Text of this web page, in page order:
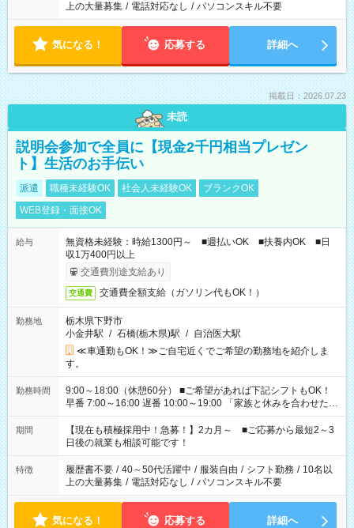
上の大量募集 / 電話対応なし / パソコンスキル不要
気になる！ 応募する 詳細へ
掲載日：2026.07.23
未読
説明会参加で全員に【現金2千円相当プレゼン
ト】生活のお手伝い
派遣 職種未経験OK 社会人未経験OK
ブランクOK
WEB登録・面接OK
給与
無資格未経験：時給1300円～ ■週払いOK ■扶養内OK ■日
収1万400円以上
交通費別途支給あり
交通費 交通費全額支給（ガソリン代もOK！）
勤務地
栃木県下野市
小金井駅 / 石橋(栃木県)駅 / 自治医大駅
≪車通勤もOK！≫ご自宅近くでご希望の勤務地を紹介しま
す。
勤務時間
9:00～18:00（休憩60分） ■ご希望があれば下記シフトもOK！
早番 7:00～16:00 遅番 10:00～19:00 「家族と休みを合わせた
い」 「余裕を持って夕飯の準備がしたい」 「できれば残業はし
たくない」 など、ご希望を教えてくださいね。 ※Wワーク希望
の方へ 今ご覧のお仕事で希望する勤務時間と、もう1つのお仕事
の勤務時間。 合計で週40時間を超える場合は応募できません。
期間
【現在も積極採用中！急募！】2カ月～ ■ご応募から最短2～3
日後の就業も相談可能です！
特徴 履歴書不要 / 40～50代活躍中 / 服装自由 / シフト勤務 / 10名以
上の大量募集 / 電話対応なし / パソコンスキル不要
気になる！ 応募する 詳細へ